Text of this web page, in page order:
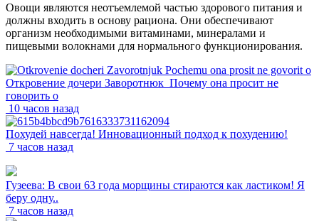
Овощи являются неотъемлемой частью здорового питания и
должны входить в основу рациона. Они обеспечивают
организм необходимыми витаминами, минералами и
пищевыми волокнами для нормального функционирования.
Откровение дочери Заворотнюк_Почему она просит не
говорить о
10 часов назад
Похудей навсегда! Инновационный подход к похудению!
7 часов назад
Гузеева: В свои 63 года морщины стираются как ластиком! Я
беру одну..
7 часов назад